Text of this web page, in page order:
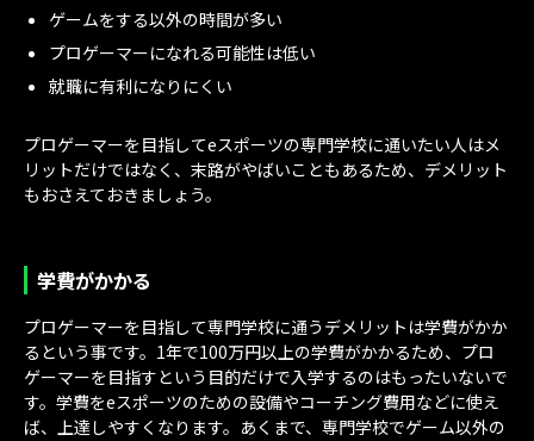
ゲームをする以外の時間が多い
プロゲーマーになれる可能性は低い
就職に有利になりにくい
プロゲーマーを目指してeスポーツの専門学校に通いたい人はメ
リットだけではなく、末路がやばいこともあるため、デメリット
もおさえておきましょう。
学費がかかる
プロゲーマーを目指して専門学校に通うデメリットは学費がかか
るという事です。1年で100万円以上の学費がかかるため、プロ
ゲーマーを目指すという目的だけで入学するのはもったいないで
す。学費をeスポーツのための設備やコーチング費用などに使え
ば、上達しやすくなります。あくまで、専門学校でゲーム以外の